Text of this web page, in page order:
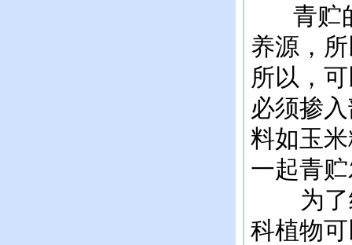
青贮
养源，
所以，
必须掺
料如玉
一起青
为了统
科植物